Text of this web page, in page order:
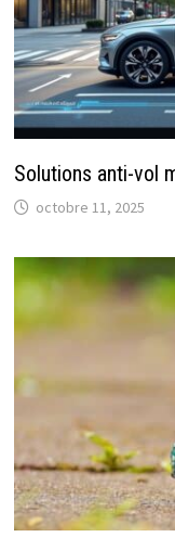
Solutions anti-vol
octobre 11, 2025